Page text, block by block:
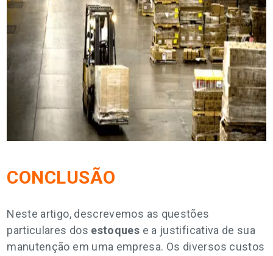
CONCLUSÃO
Neste artigo, descrevemos as questões
particulares dos estoques e a justificativa de sua
manutenção em uma empresa. Os diversos custos